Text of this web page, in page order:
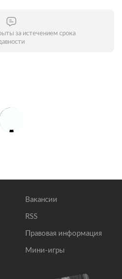
за истечением срока
Вакансии
RSS
Правовая информация
Мини-игры